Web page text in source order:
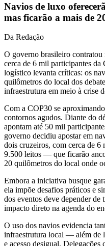
Navios de luxo
mas ficarão a mais de
Da Redação
O governo brasileiro contratou
cerca de 6 mil participantes
logístico levanta críticas: os
quilômetros do local dos
infraestrutura em meio à crise
Com a COP30 se
contornos agudos. Diante do
apontam até 50 mil
governo decidiu apostar em
dois cruzeiros, com cerca de
9.500 leitos — que ficarão
20 quilômetros do local onde
Embora a iniciativa busque
ela impõe desafios práticos e
dos eventos deve depender
impacto direto na agenda do
O uso dos navios evidencia
infraestrutura local — além de
e acesso desigual. Delegações